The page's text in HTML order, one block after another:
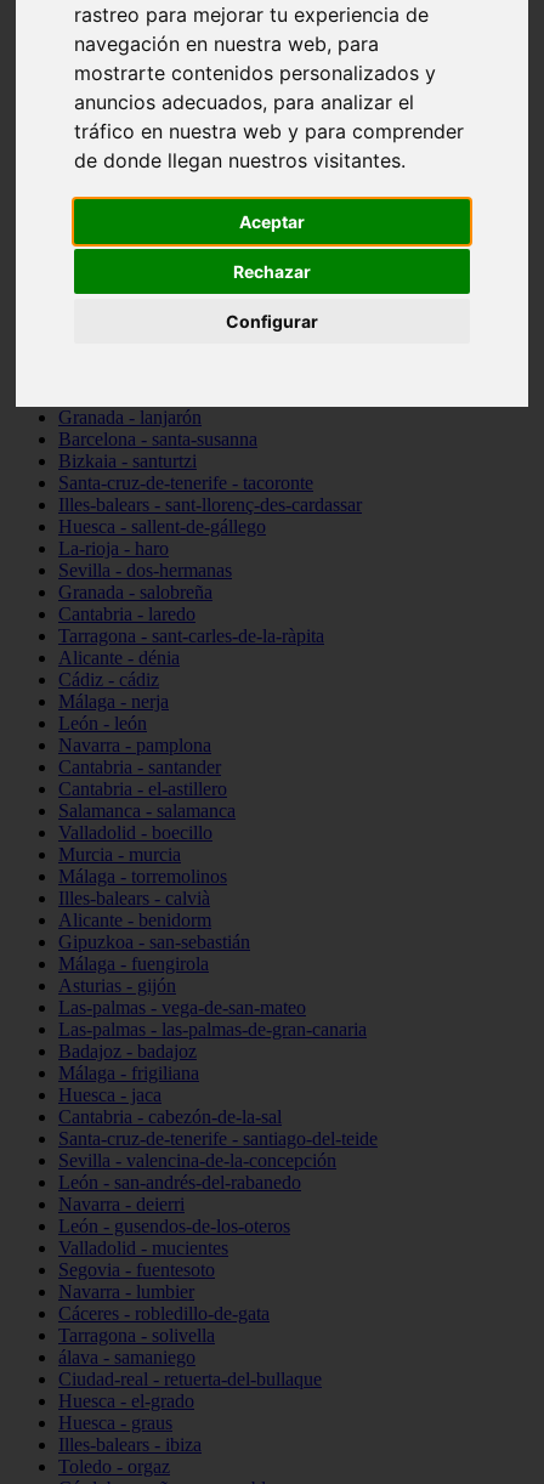
rastreo para mejorar tu experiencia de
navegación en nuestra web, para
mostrarte contenidos personalizados y
anuncios adecuados, para analizar el
tráfico en nuestra web y para comprender
de donde llegan nuestros visitantes.
Aceptar
Rechazar
Configurar
Huesca - alquézar
Huesca - castejón-de-sos
Lleida - alt-àneu
Córdoba - almedinilla
Navarra - zangoza
Cantabria - arenas-de-iguña
Barcelona - la-pobla-de-lillet
Murcia - cartagena
Madrid - nuevo-baztán
Granada - lanjarón
Barcelona - santa-susanna
Bizkaia - santurtzi
Santa-cruz-de-tenerife - tacoronte
Illes-balears - sant-llorenç-des-cardassar
Huesca - sallent-de-gállego
La-rioja - haro
Sevilla - dos-hermanas
Granada - salobreña
Cantabria - laredo
Tarragona - sant-carles-de-la-ràpita
Alicante - dénia
Cádiz - cádiz
Málaga - nerja
León - león
Navarra - pamplona
Cantabria - santander
Cantabria - el-astillero
Salamanca - salamanca
Valladolid - boecillo
Murcia - murcia
Málaga - torremolinos
Illes-balears - calvià
Alicante - benidorm
Gipuzkoa - san-sebastián
Málaga - fuengirola
Asturias - gijón
Las-palmas - vega-de-san-mateo
Las-palmas - las-palmas-de-gran-canaria
Badajoz - badajoz
Málaga - frigiliana
Huesca - jaca
Cantabria - cabezón-de-la-sal
Santa-cruz-de-tenerife - santiago-del-teide
Sevilla - valencina-de-la-concepción
León - san-andrés-del-rabanedo
Navarra - deierri
León - gusendos-de-los-oteros
Valladolid - mucientes
Segovia - fuentesoto
Navarra - lumbier
Cáceres - robledillo-de-gata
Tarragona - solivella
álava - samaniego
Ciudad-real - retuerta-del-bullaque
Huesca - el-grado
Huesca - graus
Illes-balears - ibiza
Toledo - orgaz